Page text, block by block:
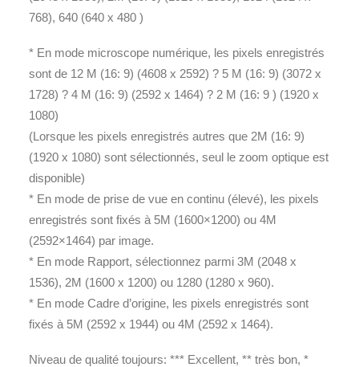
768), 640 (640 x 480 )
* En mode microscope numérique, les pixels enregistrés
sont de 12 M (16: 9) (4608 x 2592) ? 5 M (16: 9) (3072 x
1728) ? 4 M (16: 9) (2592 x 1464) ? 2 M (16: 9 ) (1920 x
1080)
(Lorsque les pixels enregistrés autres que 2M (16: 9)
(1920 x 1080) sont sélectionnés, seul le zoom optique est
disponible)
* En mode de prise de vue en continu (élevé), les pixels
enregistrés sont fixés à 5M (1600×1200) ou 4M
(2592×1464) par image.
* En mode Rapport, sélectionnez parmi 3M (2048 x
1536), 2M (1600 x 1200) ou 1280 (1280 x 960).
* En mode Cadre d’origine, les pixels enregistrés sont
fixés à 5M (2592 x 1944) ou 4M (2592 x 1464).
Niveau de qualité toujours: *** Excellent, ** très bon, *